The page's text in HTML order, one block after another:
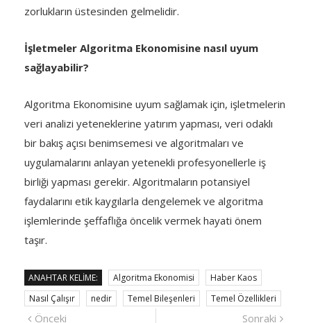
zorlukların üstesinden gelmelidir.
İşletmeler Algoritma Ekonomisine nasıl uyum
sağlayabilir?
Algoritma Ekonomisine uyum sağlamak için, işletmelerin
veri analizi yeteneklerine yatırım yapması, veri odaklı
bir bakış açısı benimsemesi ve algoritmaları ve
uygulamalarını anlayan yetenekli profesyonellerle iş
birliği yapması gerekir. Algoritmaların potansiyel
faydalarını etik kaygılarla dengelemek ve algoritma
işlemlerinde şeffaflığa öncelik vermek hayati önem
taşır.
ANAHTAR KELIME: Algoritma Ekonomisi
Haber Kaos
Nasıl Çalışır
nedir Temel Bileşenleri Temel Özellikleri
Önceki Sonraki